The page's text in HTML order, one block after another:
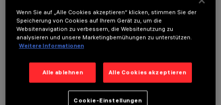
OPTIONALE KOMPONENTEN
Wenn Sie auf „Alle Cookies akzeptieren“ klicken, stimmen Sie der
Speicherung von Cookies auf Ihrem Gerät zu, um die
Websitenavigation zu verbessern, die Websitenutzung zu
analysieren und unsere Marketingbemühungen zu unterstützen.
Weitere Informationen
Alle ablehnen Alle Cookies akzeptieren
Cookie-Einstellungen